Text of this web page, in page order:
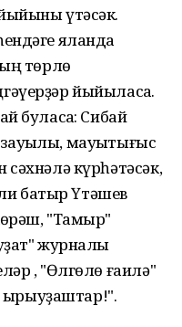
үтәсәк.
яланда
төрлө
йыйыласаҡ.
буласаҡ: Сибай
мауыҡтығыс
күрһәтәсәк,
батыр Үтәшев
"Тамыр"
журналы
, "Өлгөлө ғаилә"
ырыуҙаштар!".